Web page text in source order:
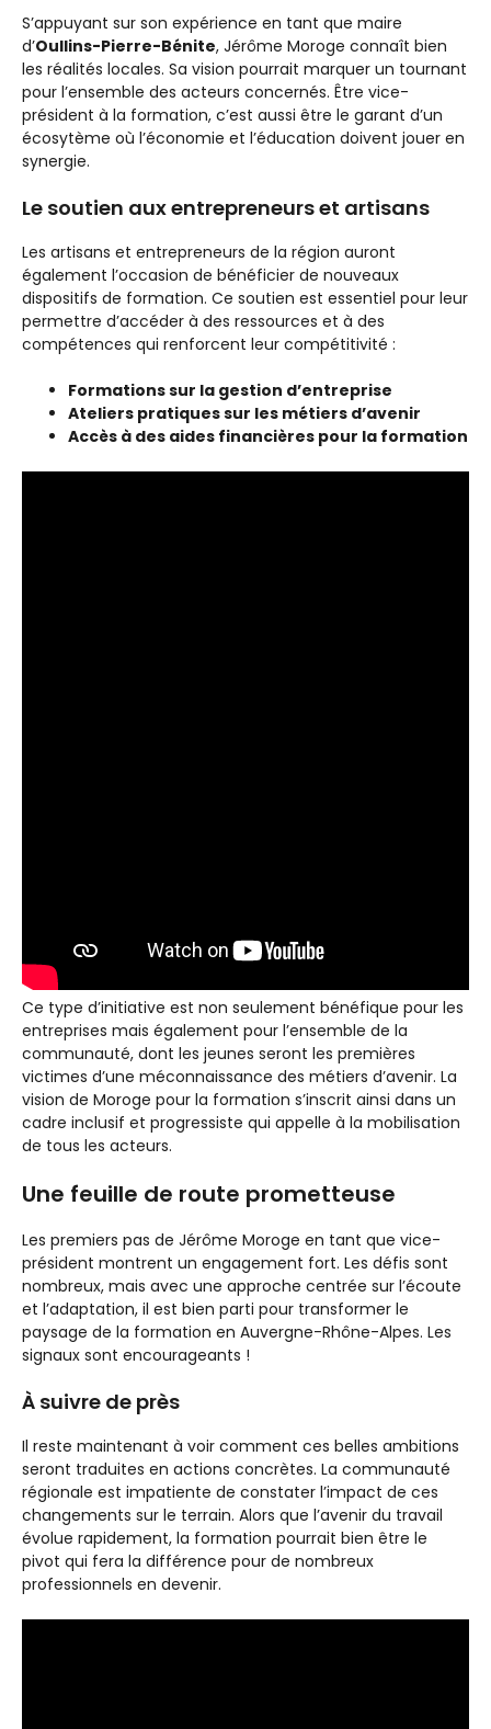
S’appuyant sur son expérience en tant que maire
d’Oullins-Pierre-Bénite, Jérôme Moroge connaît bien
les réalités locales. Sa vision pourrait marquer un tournant
pour l’ensemble des acteurs concernés. Être vice-
président à la formation, c’est aussi être le garant d’un
écosytème où l’économie et l’éducation doivent jouer en
synergie.
Le soutien aux entrepreneurs et artisans
Les artisans et entrepreneurs de la région auront
également l’occasion de bénéficier de nouveaux
dispositifs de formation. Ce soutien est essentiel pour leur
permettre d’accéder à des ressources et à des
compétences qui renforcent leur compétitivité :
Formations sur la gestion d’entreprise
Ateliers pratiques sur les métiers d’avenir
Accès à des aides financières pour la formation
Ce type d’initiative est non seulement bénéfique pour les
entreprises mais également pour l’ensemble de la
communauté, dont les jeunes seront les premières
victimes d’une méconnaissance des métiers d’avenir. La
vision de Moroge pour la formation s’inscrit ainsi dans un
cadre inclusif et progressiste qui appelle à la mobilisation
de tous les acteurs.
Une feuille de route prometteuse
Les premiers pas de Jérôme Moroge en tant que vice-
président montrent un engagement fort. Les défis sont
nombreux, mais avec une approche centrée sur l’écoute
et l’adaptation, il est bien parti pour transformer le
paysage de la formation en Auvergne-Rhône-Alpes. Les
signaux sont encourageants !
À suivre de près
Il reste maintenant à voir comment ces belles ambitions
seront traduites en actions concrètes. La communauté
régionale est impatiente de constater l’impact de ces
changements sur le terrain. Alors que l’avenir du travail
évolue rapidement, la formation pourrait bien être le
pivot qui fera la différence pour de nombreux
professionnels en devenir.